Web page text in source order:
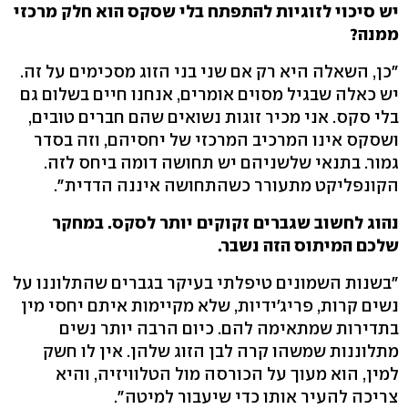
יש סיכוי לזוגיות להתפתח בלי שסקס הוא חלק מרכזי
ממנה?
"כן, השאלה היא רק אם שני בני הזוג מסכימים על זה.
יש כאלה שבגיל מסוים אומרים, אנחנו חיים בשלום גם
בלי סקס. אני מכיר זוגות נשואים שהם חברים טובים,
ושסקס אינו המרכיב המרכזי של יחסיהם, וזה בסדר
גמור. בתנאי שלשניהם יש תחושה דומה ביחס לזה.
הקונפליקט מתעורר כשהתחושה איננה הדדית".
נהוג לחשוב שגברים זקוקים יותר לסקס. במחקר
שלכם המיתוס הזה נשבר.
"בשנות השמונים טיפלתי בעיקר בגברים שהתלוננו על
נשים קרות, פריג'ידיות, שלא מקיימות איתם יחסי מין
בתדירות שמתאימה להם. כיום הרבה יותר נשים
מתלוננות שמשהו קרה לבן הזוג שלהן. אין לו חשק
למין, הוא מעוך על הכורסה מול הטלוויזיה, והיא
צריכה להעיר אותו כדי שיעבור למיטה".